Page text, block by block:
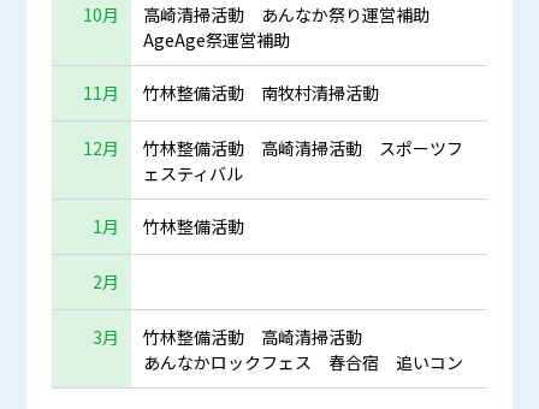
10月
高崎清掃活動 あんなか祭り運営補助
AgeAge祭運営補助
11月 竹林整備活動 南牧村清掃活動
12月
竹林整備活動 高崎清掃活動 スポーツフ
ェスティバル
1月 竹林整備活動
2月
3月
竹林整備活動 高崎清掃活動
あんなかロックフェス 春合宿 追いコン